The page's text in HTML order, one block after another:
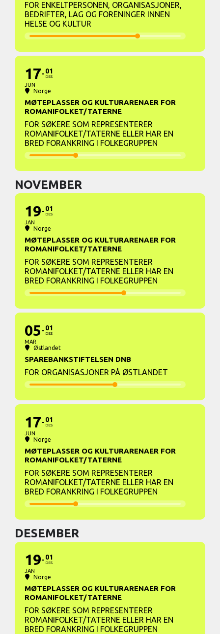
FOR ENKELTPERSONEN, ORGANISASJONER,
BEDRIFTER, LAG OG FORENINGER INNEN
HELSE OG KULTUR
17
JUN
01
DES
Norge
MØTEPLASSER OG KULTURARENAER FOR
ROMANIFOLKET/TATERNE
FOR SØKERE SOM REPRESENTERER
ROMANIFOLKET/TATERNE ELLER HAR EN
BRED FORANKRING I FOLKEGRUPPEN
NOVEMBER
19
JAN
01
DES
Norge
MØTEPLASSER OG KULTURARENAER FOR
ROMANIFOLKET/TATERNE
FOR SØKERE SOM REPRESENTERER
ROMANIFOLKET/TATERNE ELLER HAR EN
BRED FORANKRING I FOLKEGRUPPEN
05
MAR
01
DES
Østlandet
SPAREBANKSTIFTELSEN DNB
FOR ORGANISASJONER PÅ ØSTLANDET
17
JUN
01
DES
Norge
MØTEPLASSER OG KULTURARENAER FOR
ROMANIFOLKET/TATERNE
FOR SØKERE SOM REPRESENTERER
ROMANIFOLKET/TATERNE ELLER HAR EN
BRED FORANKRING I FOLKEGRUPPEN
DESEMBER
19
JAN
01
DES
Norge
MØTEPLASSER OG KULTURARENAER FOR
ROMANIFOLKET/TATERNE
FOR SØKERE SOM REPRESENTERER
ROMANIFOLKET/TATERNE ELLER HAR EN
BRED FORANKRING I FOLKEGRUPPEN